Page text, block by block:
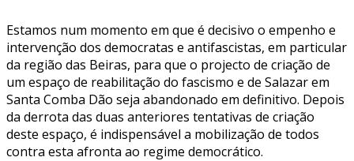
Estamos num momento em que é decisivo o empenho e
intervenção dos democratas e antifascistas, em particular
da região das Beiras, para que o projecto de criação de
um espaço de reabilitação do fascismo e de Salazar em
Santa Comba Dão seja abandonado em definitivo. Depois
da derrota das duas anteriores tentativas de criação
deste espaço, é indispensável a mobilização de todos
contra esta afronta ao regime democrático.